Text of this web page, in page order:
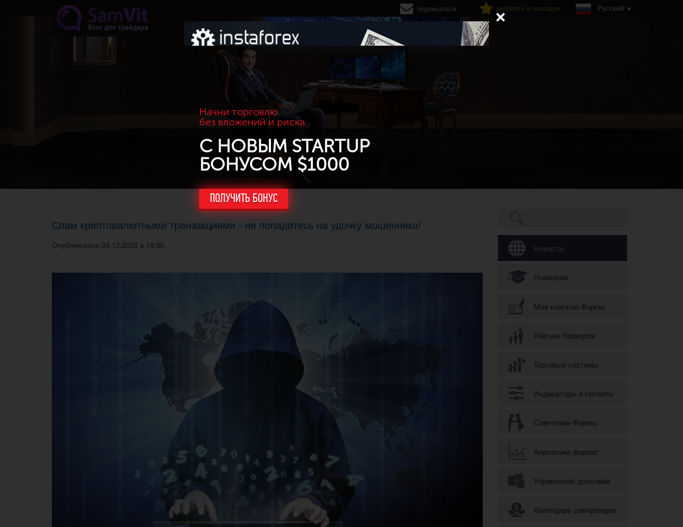
Перейти к основному содержанию
Начни торговлю
без вложений и риска
С НОВЫМ STARTUP
БОНУСОМ $1000
ПОЛУЧИТЬ БОНУС
подписаться добавить в закладки Русский
Новости
Новичкам
Моя книга по Форекс
Рейтинг брокеров
Торговые системы
Индикаторы и сигналы
Советники Форекс
Аналитика форекс
Управление деньгами
Календарь дивидендов
Спам криптовалютными транзакциями - не попадитесь на удочку мошенника!
Опубликовано 03.12.2022 в 16:30.